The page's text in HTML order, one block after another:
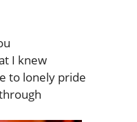
I knew
to lonely pride